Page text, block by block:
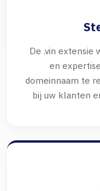
De .vin extensie
en
domeinnaam te
bij uw klanten